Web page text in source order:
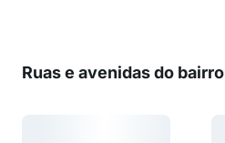
Ruas e avenidas do bairro